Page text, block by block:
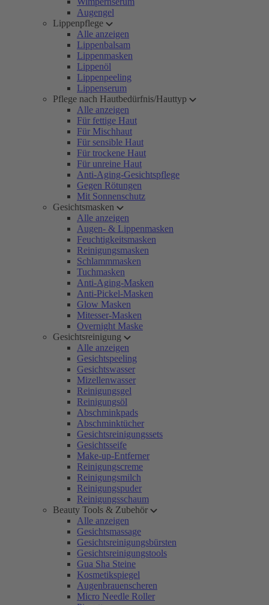
Augengel
Lippenpflege
Alle anzeigen
Lippenbalsam
Lippenmasken
Lippenöl
Lippenpeeling
Lippenserum
Pflege nach Hautbedürfnis/Hauttyp
Alle anzeigen
Für fettige Haut
Für Mischhaut
Für sensible Haut
Für trockene Haut
Für unreine Haut
Anti-Aging-Gesichtspflege
Gegen Rötungen
Mit Sonnenschutz
Gesichtsmasken
Alle anzeigen
Augen- & Lippenmasken
Feuchtigkeitsmasken
Reinigungsmasken
Schlammmasken
Tuchmasken
Anti-Aging-Masken
Anti-Pickel-Masken
Glow Masken
Mitesser-Masken
Overnight Maske
Gesichtsreinigung
Alle anzeigen
Gesichtspeeling
Gesichtswasser
Mizellenwasser
Reinigungsgel
Reinigungsöl
Abschminkpads
Abschminktücher
Gesichtsreinigungssets
Gesichtsseife
Make-up-Entferner
Reinigungscreme
Reinigungsmilch
Reinigungspuder
Reinigungsschaum
Beauty Tools & Zubehör
Alle anzeigen
Gesichtsmassage
Gesichtsreinigungsbürsten
Gesichtsreinigungstools
Gua Sha Steine
Kosmetikspiegel
Augenbrauenscheren
Micro Needle Roller